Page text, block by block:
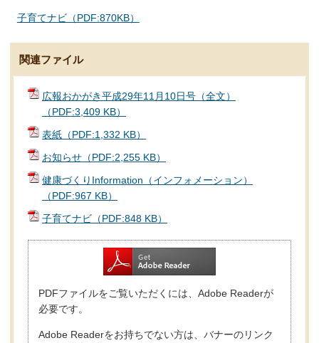
子育てナビ（PDF:870KB）
関連ファイル
広報おかがき平成29年11月10日号（全文）
（PDF:3,409 KB）
表紙（PDF:1,332 KB）
お知らせ（PDF:2,255 KB）
健康づくりInformation（インフォメーション）
（PDF:967 KB）
子育てナビ（PDF:848 KB）
PDFファイルをご覧いただくには、Adobe Readerが
必要です。
Adobe Readerをお持ちでない方は、バナーのリンク